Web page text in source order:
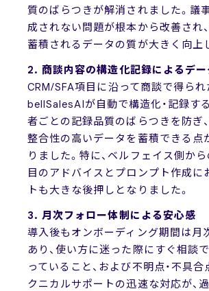
質のばらつきが解消されました。議
成されない問題が根本から改善され
蓄積されるデータの質が大きく向上
2. 商談内容の構造化記録によるデ
CRM/SFA項目に沿って商談で得られ
bellSalesAIが自動で構造化・記録す
者ごとの記録品質のばらつきを防ぎ
整合性の高いデータを蓄積できる点
りました。特に、ベルフェイス側か
目のアドバイスとプロンプト作成に
トも大きな後押しとなりました。
3. 月次フォロー体制による安心感
導入後もオンボーディング期間は月
あり、使い方に迷った際にすぐ相談
っていること、および不明点・不具
クニカルサポートの迅速な対応が、